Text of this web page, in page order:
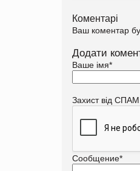
Коментарі
Ваш коментар
Додати
Ваше імя*
Захист від СПАМ
Сообщение*